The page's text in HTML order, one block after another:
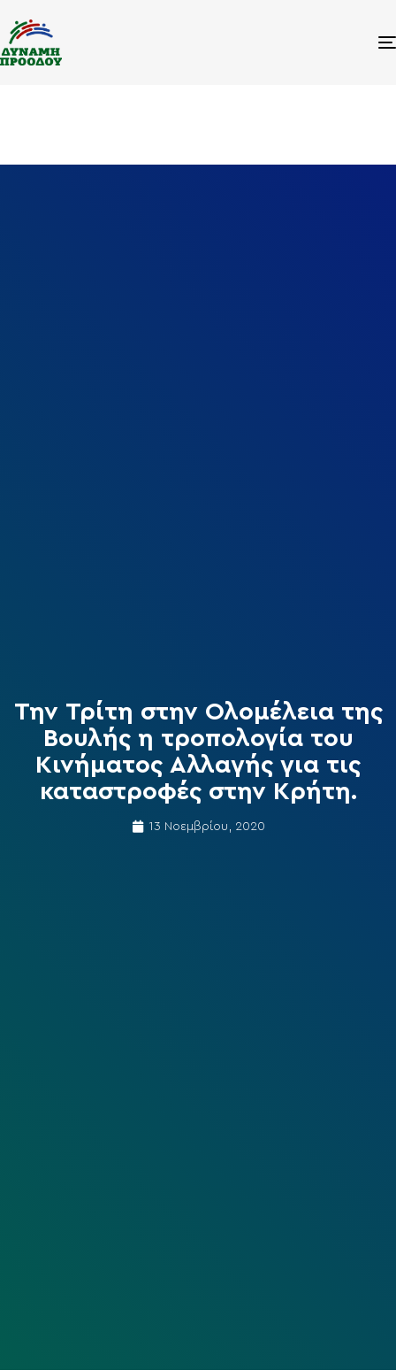
Την Τρίτη στην Ολομέλεια της
Βουλής η τροπολογία του
Κινήματος Αλλαγής για τις
καταστροφές στην Κρήτη.
13 Νοεμβρίου, 2020